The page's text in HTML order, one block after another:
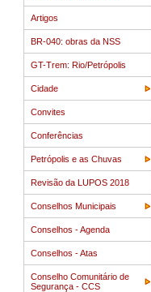
Artigos
BR-040: obras da NSS
GT-Trem: Rio/Petrópolis
Cidade
Convites
Conferências
Petrópolis e as Chuvas
Revisão da LUPOS 2018
Conselhos Municipais
Conselhos - Agenda
Conselhos - Atas
Conselho Comunitário de
Segurança - CCS